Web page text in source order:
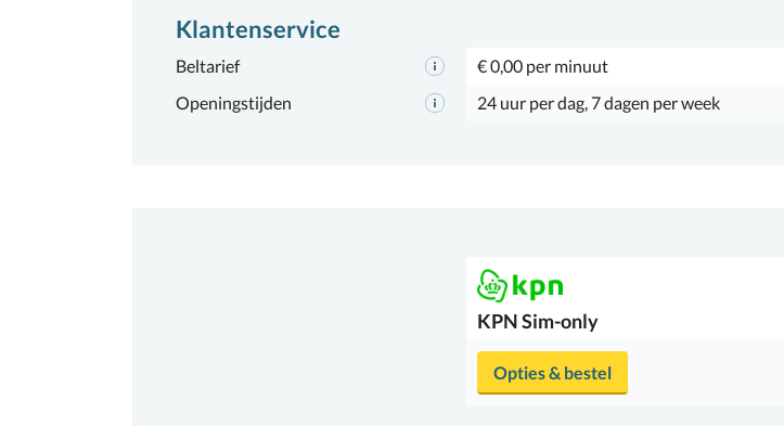
Klantenservice
Beltarief
€ 0,00 per minuut
Openingstijden
24 uur per dag, 7 dagen per week
KPNSim-only
Opties & bestel